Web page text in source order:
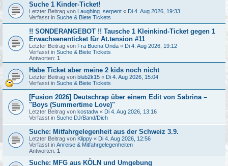
Suche 1 Kinder-Ticket!
Letzter Beitrag von Laughing_serpent « Di 4. Aug 2026, 19:33
Verfasst in Suche & Biete Tickets
!! SONDERANGEBOT !! Tausche 1 Kleinkind-Ticket gegen 1
Erwachsenenticket für At.tension #11
Letzter Beitrag von Fra Buena Onda « Di 4. Aug 2026, 19:12
Verfasst in Suche & Biete Tickets
Antworten: 1
Habe Ticket aber meine 2 kids noch nicht
Letzter Beitrag von blub2k15 « Di 4. Aug 2026, 15:04
Verfasst in Suche & Biete Tickets
[Fusion 2026] Deutschrap über einem Edit von Sabrina –
"Boys (Summertime Love)"
Letzter Beitrag von kostadw « Di 4. Aug 2026, 13:16
Verfasst in Suche DJ/Band/Dich
Suche: Mitfahrgelegenheit aus der Schweiz 3.9.
Letzter Beitrag von Klippy « Di 4. Aug 2026, 12:56
Verfasst in Anreise & Mitfahrgelegenheiten
Antworten: 1
Suche: MFG aus KÖLN und Umgebung